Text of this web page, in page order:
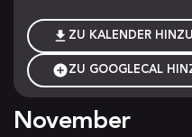
ZU KALENDER
ZU GOOGLECAL
November